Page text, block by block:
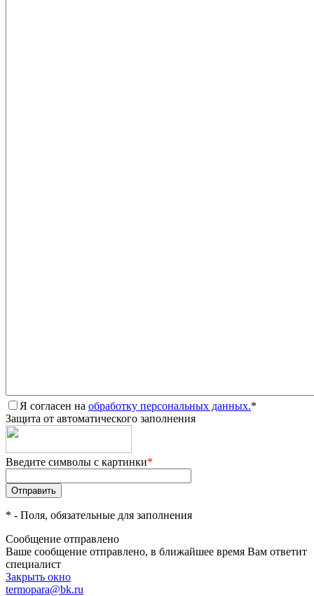
Я согласен на обработку персональных данных.*
Защита от автоматического заполнения
Введите символы с картинки*
* - Поля, обязательные для заполнения
Сообщение отправлено
Ваше сообщение отправлено, в ближайшее время Вам ответит
специалист
Закрыть окно
termopara@bk.ru